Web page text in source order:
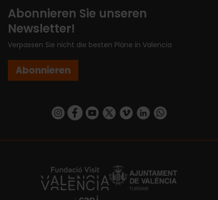
Abonnieren Sie unseren
Newsletter!
Verpassen Sie nicht die besten Pläne in Valencia
Abonnieren
https://www.instagram.com/visit_valencia/
https://www.facebook.com/
https://www.youtube.com/user/
https://twitter.com/_VivaValencia
https://vimeo.com/
https://www.linkedin.com/company/turismo-valencia/https://api.whatsapp.com/send/
https://fundacion.visitvalencia.com/